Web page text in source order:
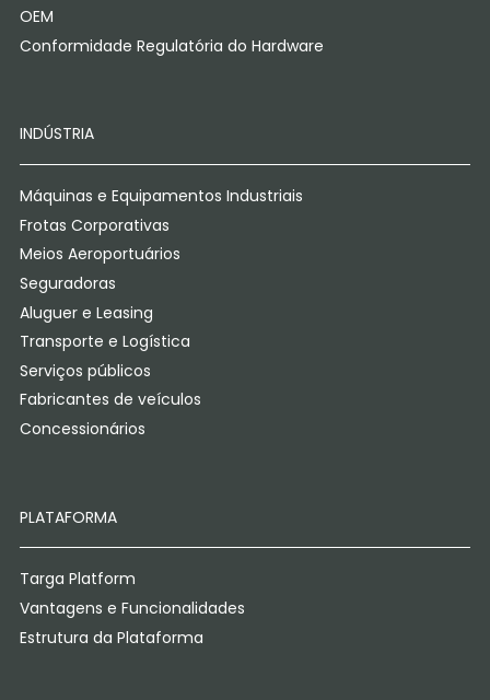
OEM
Conformidade Regulatória do Hardware
INDÚSTRIA
Máquinas e Equipamentos Industriais
Frotas Corporativas
Meios Aeroportuários
Seguradoras
Aluguer e Leasing
Transporte e Logística
Serviços públicos
Fabricantes de veículos
Concessionários
PLATAFORMA
Targa Platform
Vantagens e Funcionalidades
Estrutura da Plataforma